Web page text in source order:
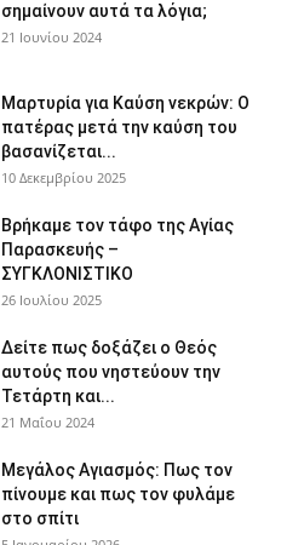
σημαίνουν αυτά τα λόγια;
21 Ιουνίου 2024
Μαρτυρία για Καύση νεκρών: Ο
πατέρας μετά την καύση του
βασανίζεται...
10 Δεκεμβρίου 2025
Βρήκαμε τον τάφο της Αγίας
Παρασκευής –
ΣΥΓΚΛΟΝΙΣΤΙΚΟ
26 Ιουλίου 2025
Δείτε πως δοξάζει ο Θεός
αυτούς που νηστεύουν την
Τετάρτη και...
21 Μαΐου 2024
Μεγάλος Αγιασμός: Πως τον
πίνουμε και πως τον φυλάμε
στο σπίτι